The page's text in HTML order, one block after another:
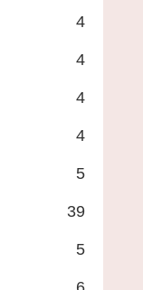
4
4
4
4
5
39
5